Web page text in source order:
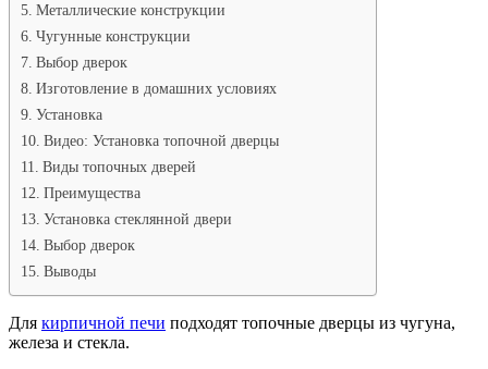
Металлические конструкции
Чугунные конструкции
Выбор дверок
Изготовление в домашних условиях
Установка
Видео: Установка топочной дверцы
Виды топочных дверей
Преимущества
Установка стеклянной двери
Выбор дверок
Выводы
Для кирпичной печи подходят топочные дверцы из чугуна,
железа и стекла.